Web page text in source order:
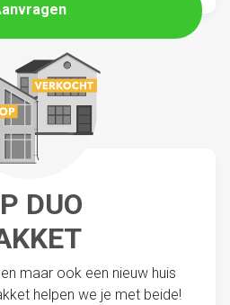
DUO
maar ook een nieuw huis
helpen we je met beide!